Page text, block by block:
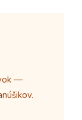
—